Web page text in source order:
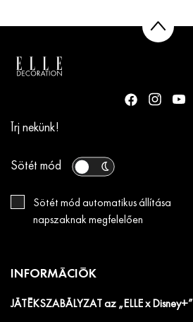
Írj nekünk!
Sötét mód
Sötét mód automatikus állítása
napszaknak megfelelően
INFORMÁCIÓK
JÁTÉKSZABÁLYZAT az „ELLE x